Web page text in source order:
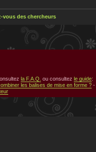
vous des chercheurs
la F.A.Q. ou consultez le guide:
les balises de mise en forme ? -